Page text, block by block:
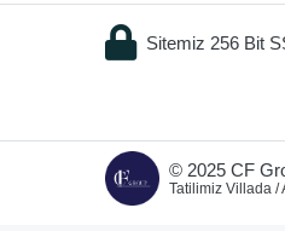
Sitemiz 256 Bit
© 2025 CF
Tatilimiz Villada /